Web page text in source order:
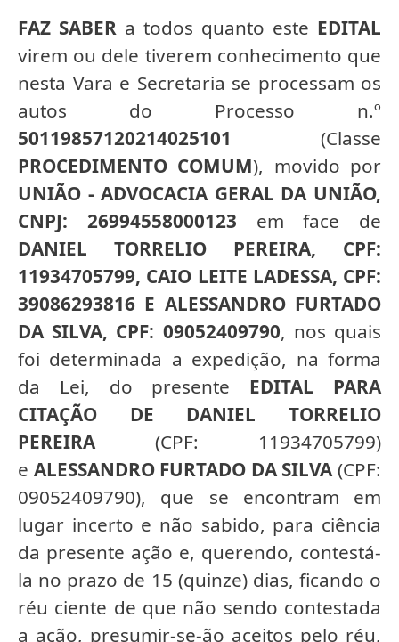
FAZ SABER a todos quanto este EDITAL
virem ou dele tiverem conhecimento que
nesta Vara e Secretaria se processam os
autos do Processo n.º
50119857120214025101
(Classe
PROCEDIMENTO COMUM), movido por
UNIÃO - ADVOCACIA GERAL DA UNIÃO,
CNPJ: 26994558000123 em face de
DANIEL TORRELIO PEREIRA, CPF:
11934705799, CAIO LEITE LADESSA, CPF:
39086293816 E ALESSANDRO FURTADO
DA SILVA, CPF: 09052409790, nos quais
foi determinada a expedição, na forma
da Lei, do presente EDITAL PARA
CITAÇÃO DE DANIEL TORRELIO
PEREIRA (CPF: 11934705799)
e ALESSANDRO FURTADO DA SILVA (CPF:
09052409790), que se encontram em
lugar incerto e não sabido, para ciência
da presente ação e, querendo, contestá-
la no prazo de 15 (quinze) dias, ficando o
réu ciente de que não sendo contestada
a ação, presumir-se-ão aceitos pelo réu,